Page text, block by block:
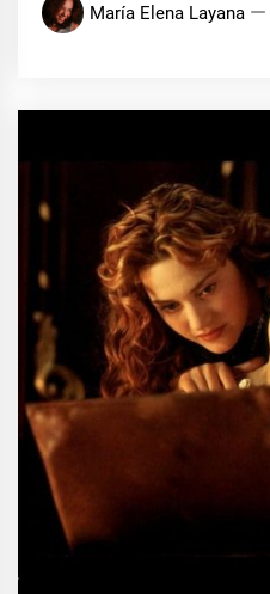
María Elena Layana